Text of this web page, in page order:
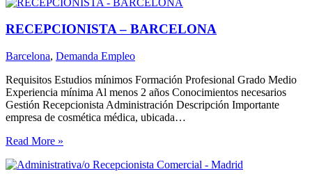
RECEPCIONISTA – BARCELONA
Barcelona, Demanda Empleo
Requisitos Estudios mínimos Formación Profesional Grado Medio
Experiencia mínima Al menos 2 años Conocimientos necesarios
Gestión Recepcionista Administración Descripción Importante
empresa de cosmética médica, ubicada…
Read More »